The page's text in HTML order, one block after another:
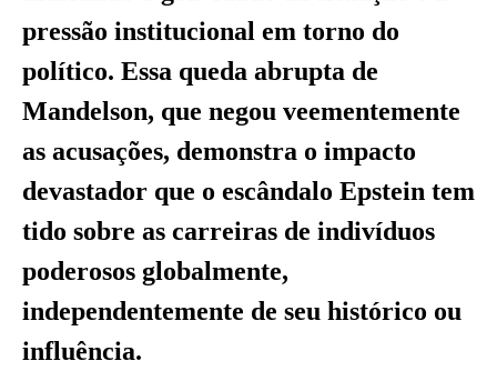
pressão institucional em torno do
político. Essa queda abrupta de
Mandelson, que negou veementemente
as acusações, demonstra o impacto
devastador que o escândalo Epstein tem
tido sobre as carreiras de indivíduos
poderosos globalmente,
independentemente de seu histórico ou
influência.